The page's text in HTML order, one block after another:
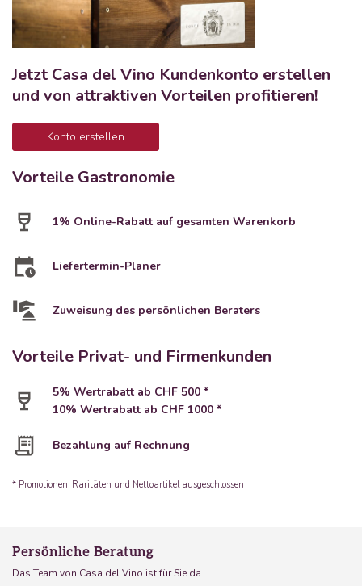
Jetzt Casa del Vino Kundenkonto erstellen
und von attraktiven Vorteilen profitieren!
Konto erstellen
Vorteile Gastronomie
1% Online-Rabatt auf gesamten Warenkorb
Liefertermin-Planer
Zuweisung des persönlichen Beraters
Vorteile Privat- und Firmenkunden
5% Wertrabatt ab CHF 500 *
10% Wertrabatt ab CHF 1000 *
Bezahlung auf Rechnung
* Promotionen, Raritäten und Nettoartikel ausgeschlossen
Persönliche Beratung
Das Team von Casa del Vino ist für Sie da